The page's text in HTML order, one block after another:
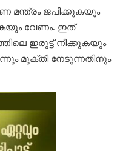
മന്ത്രം ജപിക്കുകയും
വേണം. ഇത്
ഇരുട്ട് നീക്കുകയും
മുക്തി നേടുന്നതിനും